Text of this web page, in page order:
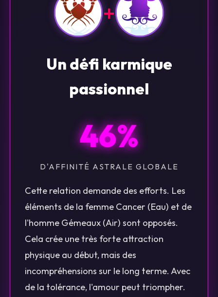
+
Un défi karmique
passionnel
46%
D'AFFINITÉ ASTRALE GLOBALE
Cette relation demande des efforts. Les
éléments de la femme Cancer (Eau) et de
l'homme Gémeaux (Air) sont opposés.
Cela crée une très forte attraction
physique au début, mais des
incompréhensions sur le long terme. Avec
de la tolérance, l'amour peut triompher.